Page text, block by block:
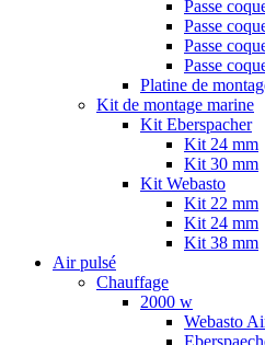
Passe
Passe
Passe
Passe
Platine de
Kit de montage marine
Kit Eberspacher
Kit 24 mm
Kit 30 mm
Kit Webasto
Kit 22 mm
Kit 24 mm
Kit 38 mm
Air pulsé
Chauffage
2000 w
Webasto